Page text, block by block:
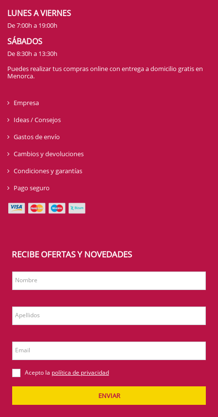
LUNES A VIERNES
De 7:00h a 19:00h
SÁBADOS
De 8:30h a 13:30h
Puedes realizar tus compras online con entrega a domicilio gratis en
Menorca.
Empresa
Ideas / Consejos
Gastos de envío
Cambios y devoluciones
Condiciones y garantías
Pago seguro
RECIBE OFERTAS Y NOVEDADES
Nombre
Apellidos
Email
Acepto la política de privacidad
ENVIAR